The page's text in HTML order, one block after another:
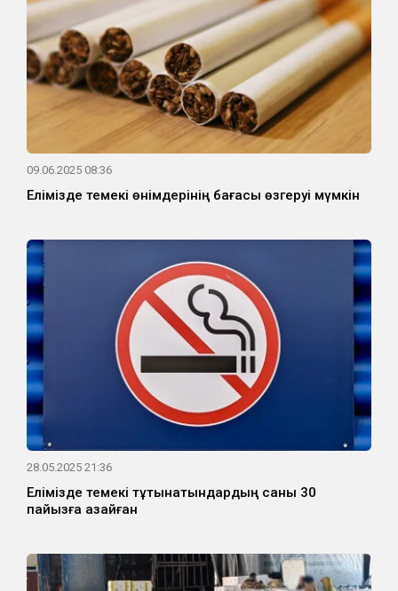
09.06.2025 08:36
Елімізде темекі өнімдерінің бағасы өзгеруі мүмкін
28.05.2025 21:36
Елімізде темекі тұтынатындардың саны 30
пайызға азайған